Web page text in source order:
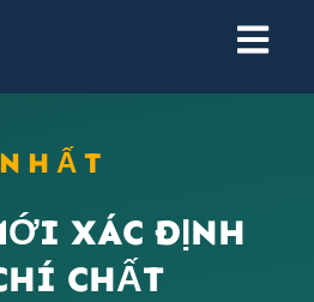
XÁC ĐỊNH
CHẤT